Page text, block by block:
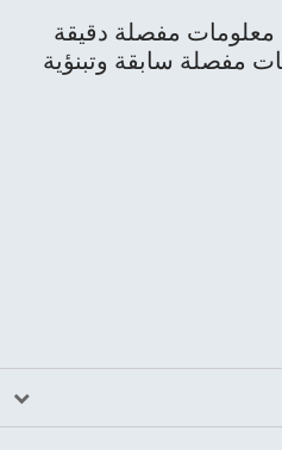
يقدم موقع FlightAware معلومات مفصلة دقيقة
مفصلة سابقة وتبنؤية